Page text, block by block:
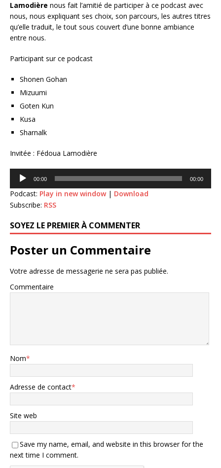
Lamodière nous fait l’amitié de participer à ce podcast avec
nous, nous expliquant ses choix, son parcours, les autres titres
qu’elle traduit, le tout sous couvert d’une bonne ambiance
entre nous.
Participant sur ce podcast
Shonen Gohan
Mizuumi
Goten Kun
Kusa
Sharnalk
Invitée : Fédoua Lamodière
Lecteur
audio
00:00 00:00
Podcast: Play in new window| Download
Subscribe: RSS
SOYEZ LE PREMIER À COMMENTER
Poster un Commentaire
Votre adresse de messagerie ne sera pas publiée.
Commentaire
Nom*
Adresse de contact*
Site web
Save my name, email, and website in this browser for the
next time I comment.